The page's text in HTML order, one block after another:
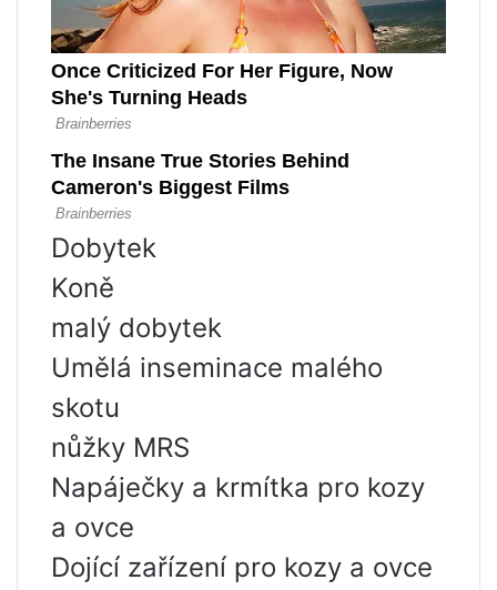
Dobytek
Koně
malý dobytek
Umělá inseminace malého
skotu
nůžky MRS
Napáječky a krmítka pro kozy
a ovce
Dojící zařízení pro kozy a ovce